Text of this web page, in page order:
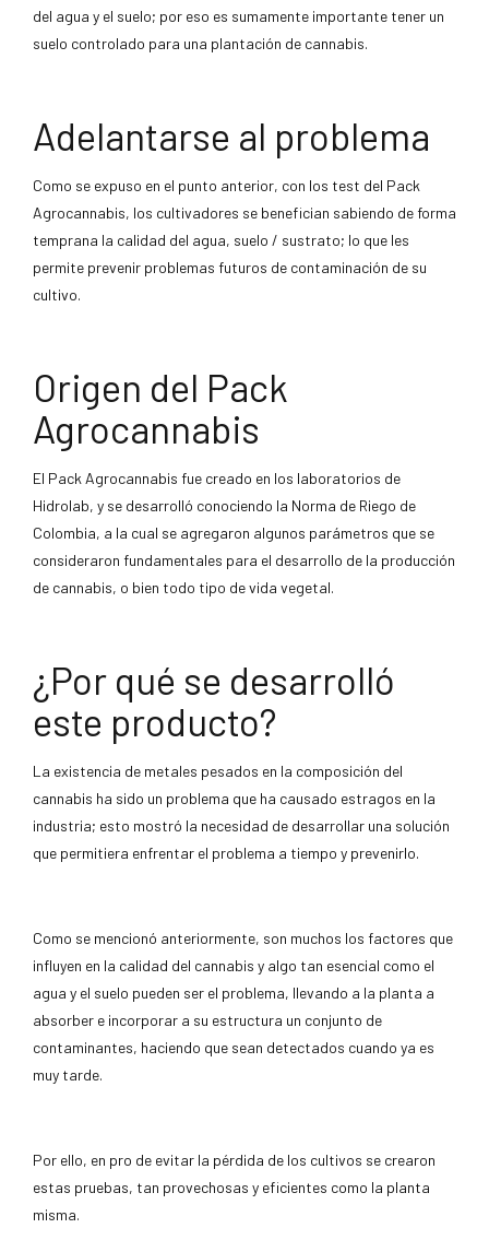
del agua y el suelo; por eso es sumamente importante tener un
suelo controlado para una plantación de cannabis.
Adelantarse al problema
Como se expuso en el punto anterior, con los test del Pack
Agrocannabis, los cultivadores se benefician sabiendo de forma
temprana la calidad del agua, suelo / sustrato; lo que les
permite prevenir problemas futuros de contaminación de su
cultivo.
Origen del Pack
Agrocannabis
El Pack Agrocannabis fue creado en los laboratorios de
Hidrolab, y se desarrolló conociendo la Norma de Riego de
Colombia, a la cual se agregaron algunos parámetros que se
consideraron fundamentales para el desarrollo de la producción
de cannabis, o bien todo tipo de vida vegetal.
¿Por qué se desarrolló
este producto?
La existencia de metales pesados en la composición del
cannabis ha sido un problema que ha causado estragos en la
industria; esto mostró la necesidad de desarrollar una solución
que permitiera enfrentar el problema a tiempo y prevenirlo.
Como se mencionó anteriormente, son muchos los factores que
influyen en la calidad del cannabis y algo tan esencial como el
agua y el suelo pueden ser el problema, llevando a la planta a
absorber e incorporar a su estructura un conjunto de
contaminantes, haciendo que sean detectados cuando ya es
muy tarde.
Por ello, en pro de evitar la pérdida de los cultivos se crearon
estas pruebas, tan provechosas y eficientes como la planta
misma.